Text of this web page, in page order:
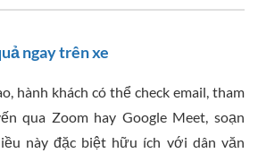
ngay trên xe
hành khách có thể check email, tham
qua Zoom hay Google Meet, soạn
này đặc biệt hữu ích với dân văn